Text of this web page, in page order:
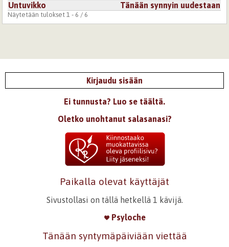
Untuvikko
Tänään synnyin uudestaan
Näytetään tulokset 1 - 6 / 6
Kirjaudu sisään
Ei tunnusta? Luo se täältä.
Oletko unohtanut salasanasi?
Paikalla olevat käyttäjät
Sivustollasi on tällä hetkellä 1 kävijä.
Psyloche
Tänään syntymäpäiviään viettää